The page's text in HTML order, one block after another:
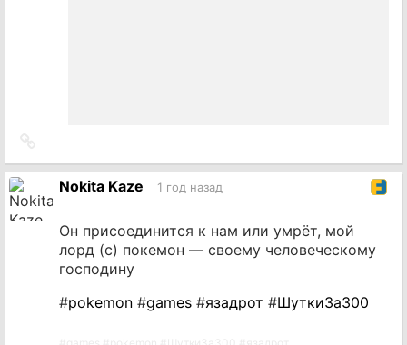
на
источник
Nokita Kaze 1 год назад
Он присоединится к нам или умрёт, мой
лорд (с) покемон — своему человеческому
господину
#pokemon #games #язадрот #ШуткиЗа300